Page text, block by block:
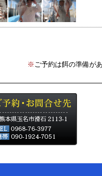
※ ご予約は餌の準備が